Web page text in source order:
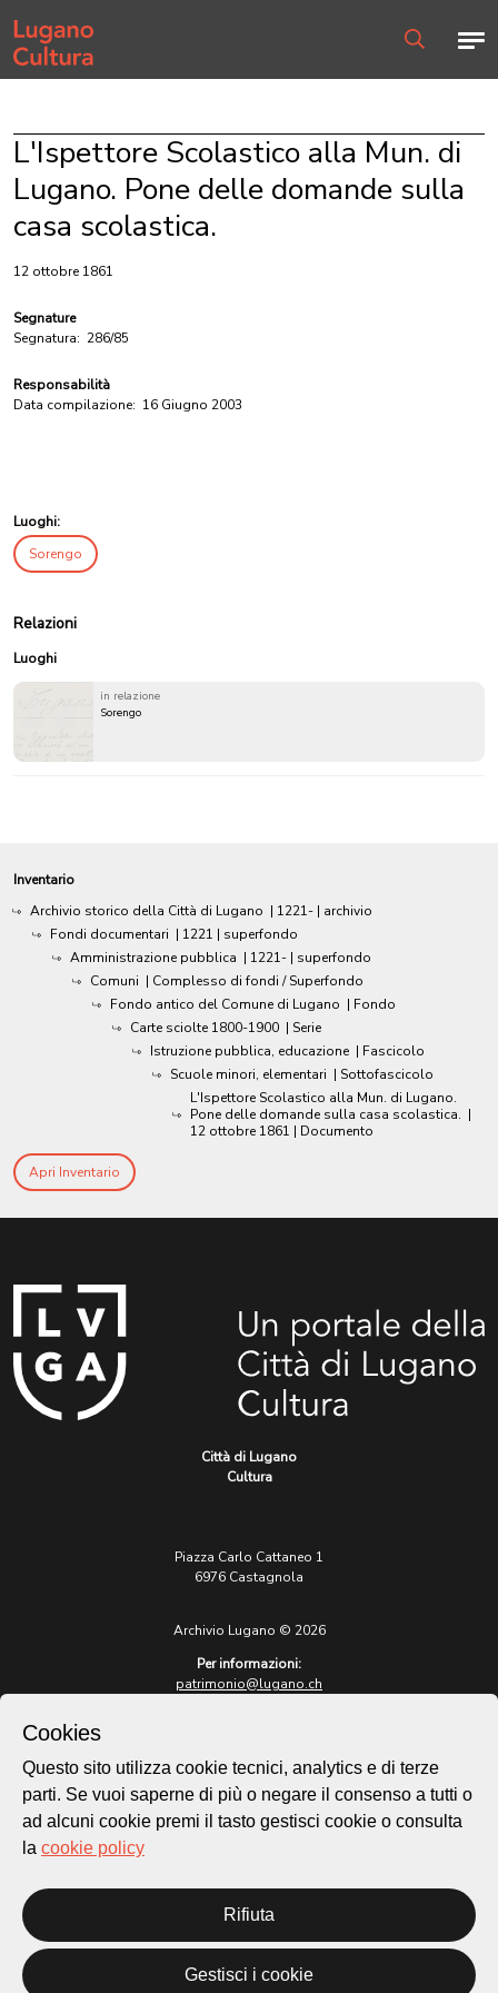
Home page
L'Ispettore Scolastico alla Mun. di
Lugano. Pone delle domande sulla
casa scolastica.
12 ottobre 1861
Segnature
Segnatura: 286/85
Responsabilità
Data compilazione: 16 Giugno 2003
Luoghi:
Sorengo
Relazioni
Luoghi
in relazione
Sorengo
Inventario
Archivio storico della Città di Lugano | 1221- | archivio
Fondi documentari | 1221 | superfondo
Amministrazione pubblica | 1221- | superfondo
Comuni | Complesso di fondi / Superfondo
Fondo antico del Comune di Lugano | Fondo
Carte sciolte 1800-1900 | Serie
Istruzione pubblica, educazione | Fascicolo
Scuole minori, elementari | Sottofascicolo
L'Ispettore Scolastico alla Mun. di Lugano.
Pone delle domande sulla casa scolastica. |
12 ottobre 1861 | Documento
Apri Inventario
Città di Lugano
Cultura
Piazza Carlo Cattaneo 1
6976 Castagnola
Archivio Lugano © 2026
Per informazioni:
patrimonio@lugano.ch
lugano.ch
Cookie policy
Homepage
Temi
Mappa
Novità
Cookies
Questo sito utilizza cookie tecnici, analytics e di terze
parti. Se vuoi saperne di più o negare il consenso a tutti o
ad alcuni cookie premi il tasto gestisci cookie o consulta
la cookie policy
Rifiuta
Gestisci i cookie